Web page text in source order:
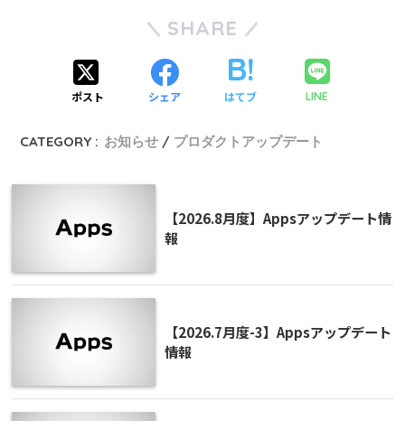
SHARE
ポスト シェア はてブ LINE
CATEGORY : お知らせ プロダクトアップデート
【2026.8月度】Appsアップデート情
報
【2026.7月度-3】Appsアップデート
情報